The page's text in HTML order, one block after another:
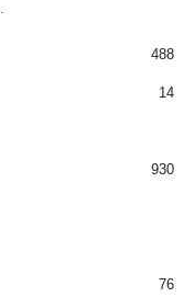
488
14
930
76